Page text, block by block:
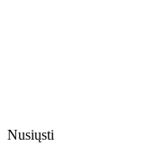
Nusiųsti